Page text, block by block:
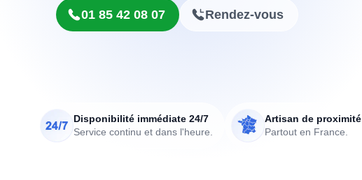
01 85 42 08 07 Rendez-vous
Disponibilité immédiate 24/7
Service continu et dans l'heure.
Artisan de proximité
Partout en France.